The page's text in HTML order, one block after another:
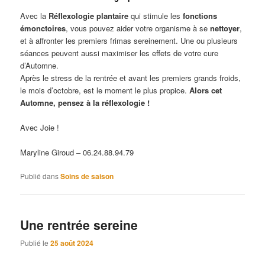
Avec la Réflexologie plantaire qui stimule lesfonctions
émonctoires, vous pouvez aider votre organisme à se nettoyer,
et à affronter les premiers frimas sereinement. Une ou plusieurs
séances peuvent aussi maximiser les effets de votre cure
d’Automne.
Après le stress de la rentrée et avant les premiers grands froids,
le mois d’octobre, est le moment le plus propice.Alors cet
Automne, pensez à la réflexologie !
Avec Joie !
Maryline Giroud – 06.24.88.94.79
Publié dansSoins de saison
Une rentrée sereine
Publié le25 août 2024